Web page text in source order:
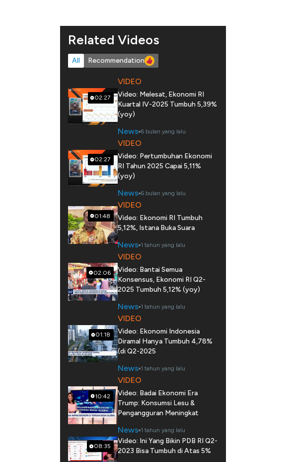
Related Videos
All Recommendation
02:27
VIDEO
Video: Melesat, Ekonomi RI
Kuartal IV-2025 Tumbuh 5,39%
(yoy)
News 6 bulan yang lalu
02:27
VIDEO
Video: Pertumbuhan Ekonomi
RI Tahun 2025 Capai 5,11%
(yoy)
News 6 bulan yang lalu
01:48
VIDEO
Video: Ekonomi RI Tumbuh
5,12%, Istana Buka Suara
News 1 tahun yang lalu
02:06
VIDEO
Video: Bantai Semua
Konsensus, Ekonomi RI Q2-
2025 Tumbuh 5,12% (yoy)
News 1 tahun yang lalu
01:18
VIDEO
Video: Ekonomi Indonesia
Diramal Hanya Tumbuh 4,78%
(di Q2-2025
News 1 tahun yang lalu
10:42
VIDEO
Video: Badai Ekonomi Era
Trump: Konsumsi Lesu &
Pengangguran Meningkat
News 1 tahun yang lalu
08:35
Video: Ini Yang Bikin PDB RI Q2-
2023 Bisa Tumbuh di Atas 5%